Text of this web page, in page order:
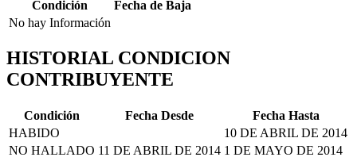
Condición
Fecha de Baja
No hay Información
HISTORIAL CONDICION
CONTRIBUYENTE
Condición Fecha Desde
Fecha Hasta
HABIDO
10 DE ABRIL DE 2014
NO HALLADO 11 DE ABRIL DE 2014 1 DE MAYO DE 2014